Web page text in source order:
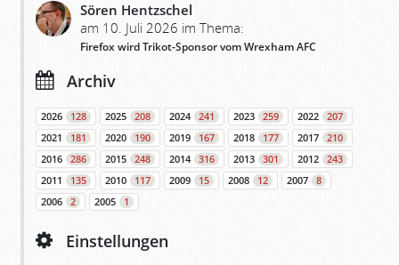
Sören Hentzschel
am 10. Juli 2026 im Thema:
Firefox wird Trikot-Sponsor vom Wrexham AFC
Archiv
2026 128 2025 208 2024 241 2023 259 2022
207
2021
181 2020 190 2019 167 2018 177 2017
210
2016
286 2015 248 2014 316 2013 301 2012
243
2011
135 2010 117 2009 15 2008 12 2007
8
2006
2 2005 1
Einstellungen